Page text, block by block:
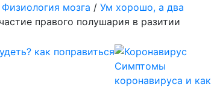
Физиология мозга / Ум хорошо, а два
правого полушария в разитии
Симптомы
коронавируса и как